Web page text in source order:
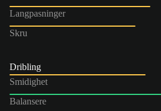
Langpasninger
Skru
Dribling
Smidighet
Balansere